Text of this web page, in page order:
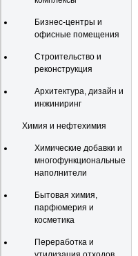
Бизнес-центры и
офисные помещения
Строительство и
реконструкция
Архитектура, дизайн и
инжиниринг
Химия и нефтехимия
Химические добавки и
многофункциональные
наполнители
Бытовая химия,
парфюмерия и
косметика
Переработка и